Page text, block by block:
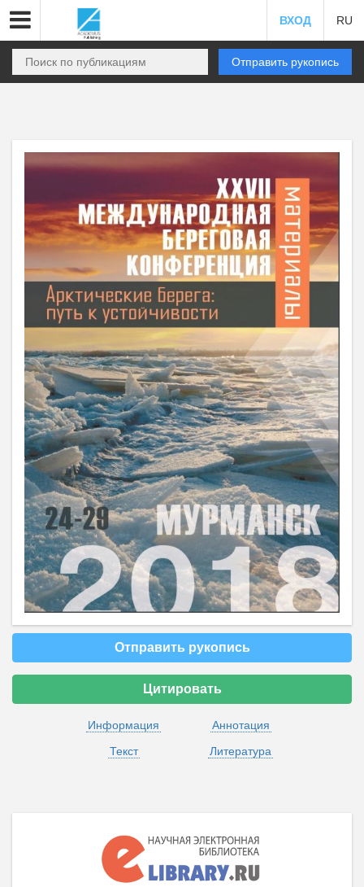
ВХОД RU
Отправить рукопись
Отправить рукопись
Цитировать
Информация
Аннотация
Текст
Литература